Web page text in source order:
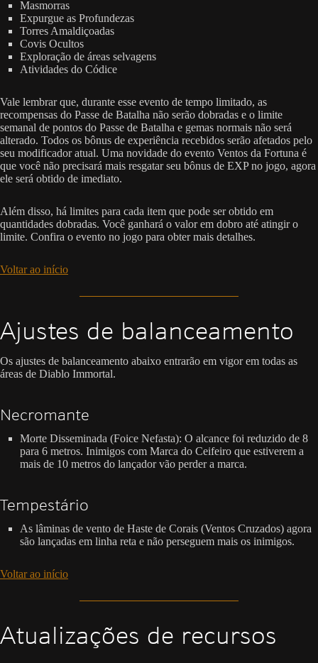
Masmorras
Expurgue as Profundezas
Torres Amaldiçoadas
Covis Ocultos
Exploração de áreas selvagens
Atividades do Códice
Vale lembrar que, durante esse evento de tempo limitado, as
recompensas do Passe de Batalha não serão dobradas e o limite
semanal de pontos do Passe de Batalha e gemas normais não será
alterado. Todos os bônus de experiência recebidos serão afetados pelo
seu modificador atual. Uma novidade do evento Ventos da Fortuna é
que você não precisará mais resgatar seu bônus de EXP no jogo, agora
ele será obtido de imediato.
Além disso, há limites para cada item que pode ser obtido em
quantidades dobradas. Você ganhará o valor em dobro até atingir o
limite. Confira o evento no jogo para obter mais detalhes.
Voltar ao início
Ajustes de balanceamento
Os ajustes de balanceamento abaixo entrarão em vigor em todas as
áreas de Diablo Immortal.
Necromante
Morte Disseminada (Foice Nefasta): O alcance foi reduzido de 8
para 6 metros. Inimigos com Marca do Ceifeiro que estiverem a
mais de 10 metros do lançador vão perder a marca.
Tempestário
As lâminas de vento de Haste de Corais (Ventos Cruzados) agora
são lançadas em linha reta e não perseguem mais os inimigos.
Voltar ao início
Atualizações de recursos